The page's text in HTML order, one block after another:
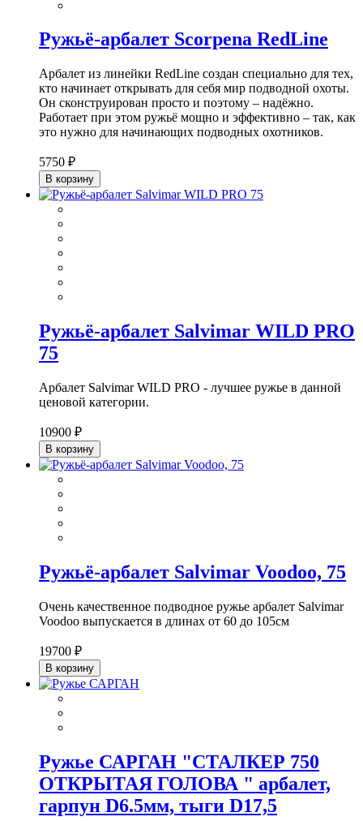
Ружьё-арбалет Scorpena RedLine
Арбалет из линейки RedLine создан специально для тех,
кто начинает открывать для себя мир подводной охоты.
Он сконструирован просто и поэтому – надёжно.
Работает при этом ружьё мощно и эффективно – так, как
это нужно для начинающих подводных охотников.
5750 ₽
В корзину
Ружьё-арбалет Salvimar WILD PRO
75
Арбалет Salvimar WILD PRO - лучшее ружье в данной
ценовой категории.
10900 ₽
В корзину
Ружьё-арбалет Salvimar Voodoo, 75
Очень качественное подводное ружье арбалет Salvimar
Voodoo выпускается в длинах от 60 до 105см
19700 ₽
В корзину
Ружье САРГАН "СТАЛКЕР 750
ОТКРЫТАЯ ГОЛОВА " арбалет,
гарпун D6.5мм, тыги D17,5